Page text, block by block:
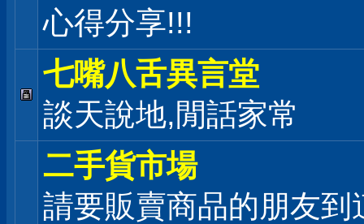
心得分享!!!
七嘴八舌異言堂
談天說地,閒話家常
二手貨市場
請要販賣商品的朋友到